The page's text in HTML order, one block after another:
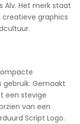
Alv. Het merk staat
creatieve graphics
Gemaakt
een stevige
van een
Script Logo.